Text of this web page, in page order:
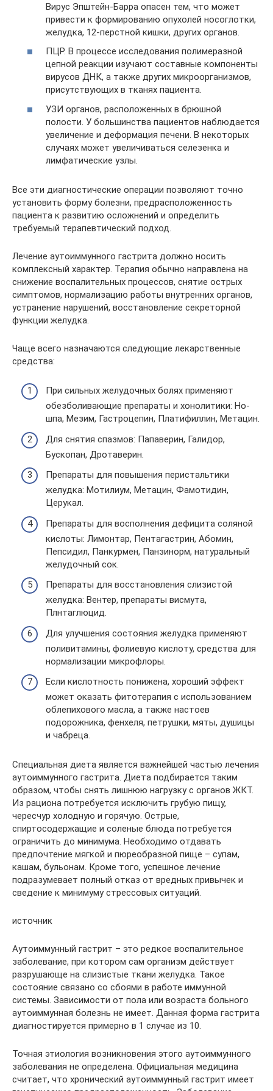
Вирус Эпштейн-Барра опасен тем, что может
привести к формированию опухолей носоглотки,
желудка, 12-перстной кишки, других органов.
ПЦР. В процессе исследования полимеразной
цепной реакции изучают составные компоненты
вирусов ДНК, а также других микроорганизмов,
присутствующих в тканях пациента.
УЗИ органов, расположенных в брюшной
полости. У большинства пациентов наблюдается
увеличение и деформация печени. В некоторых
случаях может увеличиваться селезенка и
лимфатические узлы.
Все эти диагностические операции позволяют точно
установить форму болезни, предрасположенность
пациента к развитию осложнений и определить
требуемый терапевтический подход.
Лечение аутоиммунного гастрита должно носить
комплексный характер. Терапия обычно направлена на
снижение воспалительных процессов, снятие острых
симптомов, нормализацию работы внутренних органов,
устранение нарушений, восстановление секреторной
функции желудка.
Чаще всего назначаются следующие лекарственные
средства:
При сильных желудочных болях применяют
обезболивающие препараты и хонолитики: Но-
шпа, Мезим, Гастроцепин, Платифиллин, Метацин.
Для снятия спазмов: Папаверин, Галидор,
Бускопан, Дротаверин.
Препараты для повышения перистальтики
желудка: Мотилиум, Метацин, Фамотидин,
Церукал.
Препараты для восполнения дефицита соляной
кислоты: Лимонтар, Пентагастрин, Абомин,
Пепсидил, Панкурмен, Панзинорм, натуральный
желудочный сок.
Препараты для восстановления слизистой
желудка: Вентер, препараты висмута,
Плнтаглюцид.
Для улучшения состояния желудка применяют
поливитамины, фолиевую кислоту, средства для
нормализации микрофлоры.
Если кислотность понижена, хороший эффект
может оказать фитотерапия с использованием
облепихового масла, а также настоев
подорожника, фенхеля, петрушки, мяты, душицы
и чабреца.
Специальная диета является важнейшей частью лечения
аутоиммунного гастрита. Диета подбирается таким
образом, чтобы снять лишнюю нагрузку с органов ЖКТ.
Из рациона потребуется исключить грубую пищу,
чересчур холодную и горячую. Острые,
спиртосодержащие и соленые блюда потребуется
ограничить до минимума. Необходимо отдавать
предпочтение мягкой и пюреобразной пище – супам,
кашам, бульонам. Кроме того, успешное лечение
подразумевает полный отказ от вредных привычек и
сведение к минимуму стрессовых ситуаций.
источник
Аутоиммунный гастрит – это редкое воспалительное
заболевание, при котором сам организм действует
разрушающе на слизистые ткани желудка. Такое
состояние связано со сбоями в работе иммунной
системы. Зависимости от пола или возраста больного
аутоиммунная болезнь не имеет. Данная форма гастрита
диагностируется примерно в 1 случае из 10.
Точная этиология возникновения этого аутоиммунного
заболевания не определена. Официальная медицина
считает, что хронический аутоиммунный гастрит имеет